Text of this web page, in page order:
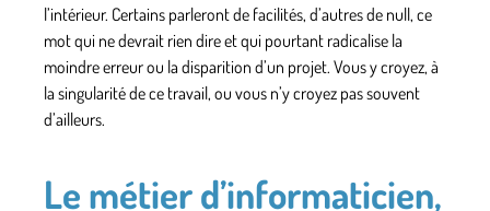
l’intérieur. Certains parleront de facilités, d’autres de null, ce
mot qui ne devrait rien dire et qui pourtant radicalise la
moindre erreur ou la disparition d’un projet. Vous y croyez, à
la singularité de ce travail, ou vous n’y croyez pas souvent
d’ailleurs.
Le métier d’informaticien,